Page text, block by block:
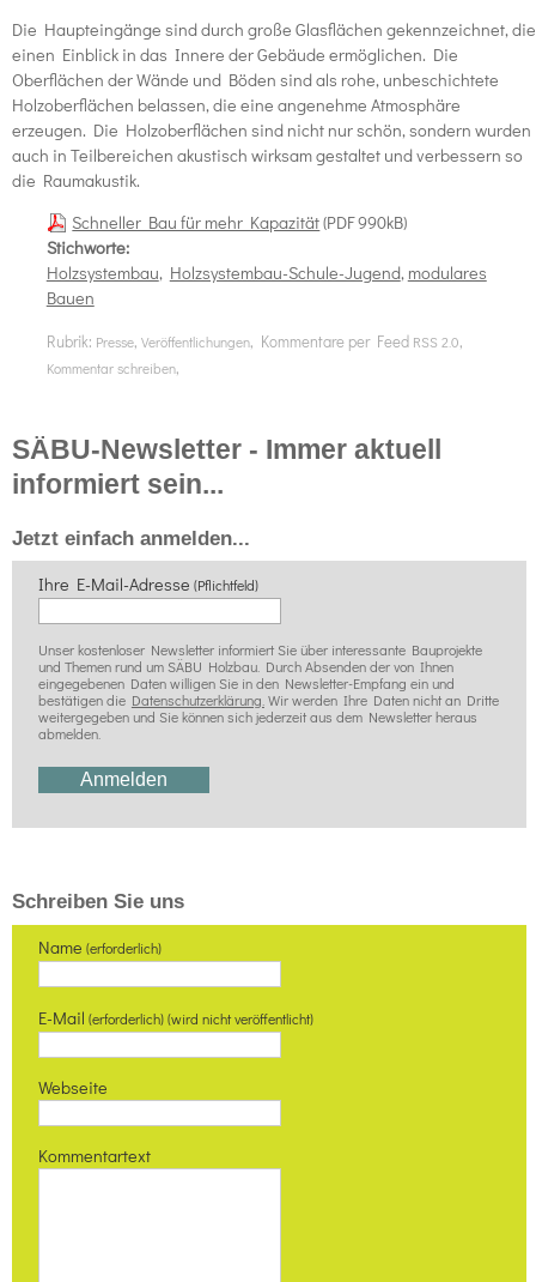
Die Haupteingänge sind durch große Glasflächen gekennzeichnet, die
einen Einblick in das Innere der Gebäude ermöglichen. Die
Oberflächen der Wände und Böden sind als rohe, unbeschichtete
Holzoberflächen belassen, die eine angenehme Atmosphäre
erzeugen. Die Holzoberflächen sind nicht nur schön, sondern wurden
auch in Teilbereichen akustisch wirksam gestaltet und verbessern so
die Raumakustik.
Schneller Bau für mehr Kapazität(PDF 990kB)
Stichworte:
Holzsystembau, Holzsystembau-Schule-Jugend, modulares
Bauen
Rubrik: Presse, Veröffentlichungen, Kommentare per Feed RSS 2.0,
Kommentar schreiben,
SÄBU-Newsletter - Immer aktuell
informiert sein...
Jetzt einfach anmelden...
Ihre E-Mail-Adresse (Pflichtfeld)
Unser kostenloser Newsletter informiert Sie über interessante Bauprojekte
und Themen rund um SÄBU Holzbau. Durch Absenden der von Ihnen
eingegebenen Daten willigen Sie in den Newsletter-Empfang ein und
bestätigen die Datenschutzerklärung.Wir werden Ihre Daten nicht an Dritte
weitergegeben und Sie können sich jederzeit aus dem Newsletter heraus
abmelden.
Schreiben Sie uns
Name (erforderlich)
E-Mail (erforderlich) (wird nicht veröffentlicht)
Webseite
Kommentartext